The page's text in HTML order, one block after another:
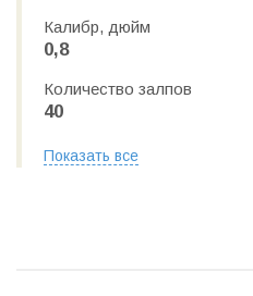
Калибр, дюйм
0,8
Количество залпов
40
Показать все